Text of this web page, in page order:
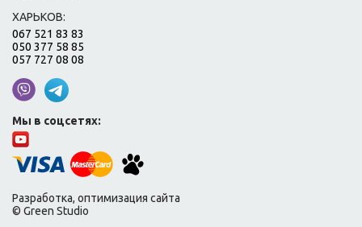
ХАРЬКОВ:
067 521 83 83
050 377 58 85
057 727 08 08
Мы в соцсетях:
Разработка, оптимизация сайта
© Green Studio